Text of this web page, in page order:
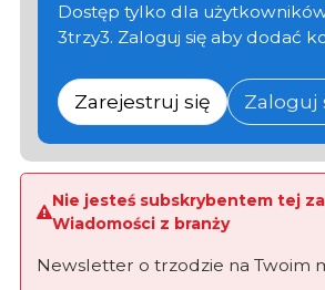
Dostęp tylko dla
3trzy3. Zaloguj się aby dodać
Zarejestruj się Zaloguj
Nie jesteś subskrybentem tej
Wiadomości z branży
Newsletter o trzodzie na Twoim